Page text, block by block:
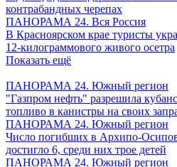
контрабандных черепах
ПАНОРАМА 24. Вся Россия
В Красноярском крае туристы
12-килограммового живого осетра
Показать ещё
ПАНОРАМА 24. Южный регион
"Газпром нефть" разрешила
топливо в канистры на своих
ПАНОРАМА 24. Южный регион
Число погибших в Архипо-
достигло 6, среди них трое детей
ПАНОРАМА 24. Южный регион